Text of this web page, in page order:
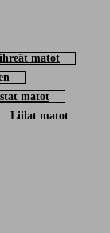
matot
matot
Liilat matot